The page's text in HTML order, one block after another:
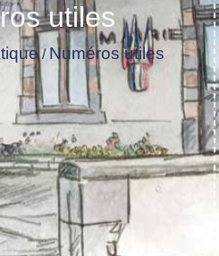
utiles
/ Numéros utiles